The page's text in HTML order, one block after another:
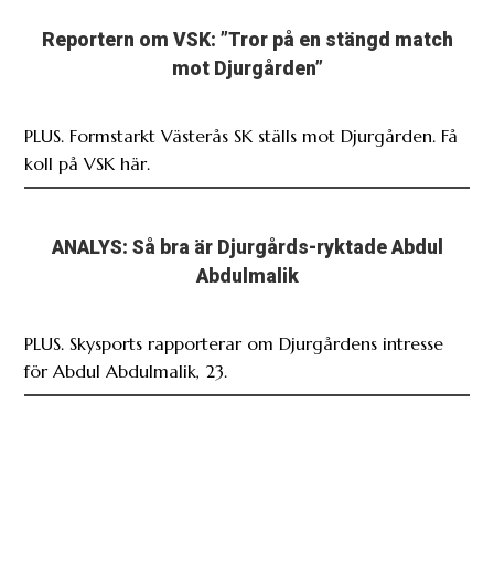
Reportern om VSK: ”Tror på en stängd match
mot Djurgården”
PLUS. Formstarkt Västerås SK ställs mot Djurgården. Få
koll på VSK här.
ANALYS: Så bra är Djurgårds-ryktade Abdul
Abdulmalik
PLUS. Skysports rapporterar om Djurgårdens intresse
för Abdul Abdulmalik, 23.